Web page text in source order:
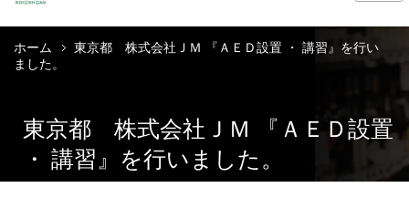
ホーム
東京都 株式会社ＪＭ 『ＡＥＤ設置 ・ 講習』を行い
ました。
東京都 株式会社ＪＭ 『ＡＥＤ設置
・ 講習』を行いました。